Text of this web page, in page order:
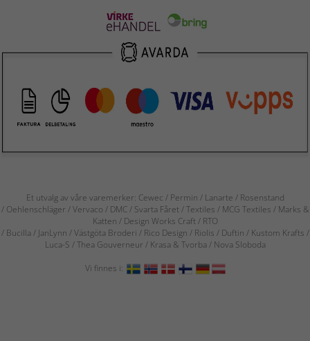
Et utvalg av våre varemerker: Cewec / Permin / Lanarte / Rosenstand
/ Oehlenschläger / Vervaco / DMC / Svarta Fåret / Textiles / MCG Textiles / Marks &
Katten / Design Works Craft / RTO
/ Bucilla / JanLynn / Västgöta Broderi / Rico Design / Riolis / Duftin / Kustom Krafts /
Luca-S / Thea Gouverneur / Krasa & Tvorba / Nova Sloboda
Vi finnes i: